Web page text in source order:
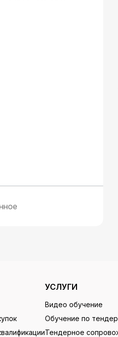
УСЛУГИ
Видео обучение
Обучение по
Тендерное